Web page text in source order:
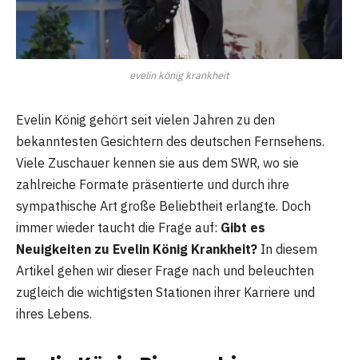
evelin könig krankheit
Evelin König gehört seit vielen Jahren zu den
bekanntesten Gesichtern des deutschen Fernsehens.
Viele Zuschauer kennen sie aus dem SWR, wo sie
zahlreiche Formate präsentierte und durch ihre
sympathische Art große Beliebtheit erlangte. Doch
immer wieder taucht die Frage auf: Gibt es
Neuigkeiten zu Evelin König Krankheit? In diesem
Artikel gehen wir dieser Frage nach und beleuchten
zugleich die wichtigsten Stationen ihrer Karriere und
ihres Lebens.